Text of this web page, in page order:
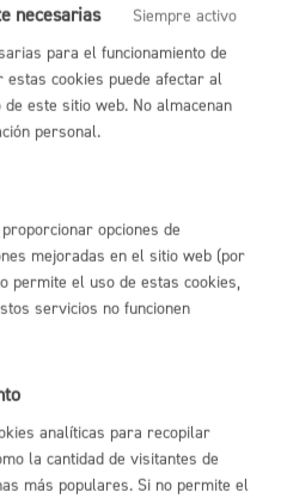
necesaria
digital.
de identidad.
vivienda: documento de
las personas adultas
se traen copias de esos
digital), se deberá adjuntar
todas las personas
la tramitación
necesarias
Siempre activo
para el funcionamiento de
estas cookies puede afectar al
este sitio web. No almacenan
personal.
opciones de
mejoradas en el sitio web (por
permite el uso de estas cookies,
servicios no funcionen
analíticas para recopilar
la cantidad de visitantes de
más populares. Si no permite el